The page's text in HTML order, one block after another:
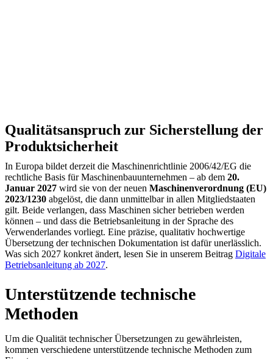
Qualitätsanspruch zur Sicherstellung der
Produktsicherheit
In Europa bildet derzeit die Maschinenrichtlinie 2006/42/EG die
rechtliche Basis für Maschinenbauunternehmen – ab dem 20.
Januar 2027 wird sie von der neuen Maschinenverordnung (EU)
2023/1230 abgelöst, die dann unmittelbar in allen Mitgliedstaaten
gilt. Beide verlangen, dass Maschinen sicher betrieben werden
können – und dass die Betriebsanleitung in der Sprache des
Verwenderlandes vorliegt. Eine präzise, qualitativ hochwertige
Übersetzung der technischen Dokumentation ist dafür unerlässlich.
Was sich 2027 konkret ändert, lesen Sie in unserem Beitrag Digitale
Betriebsanleitung ab 2027.
Unterstützende technische
Methoden
Um die Qualität technischer Übersetzungen zu gewährleisten,
kommen verschiedene unterstützende technische Methoden zum